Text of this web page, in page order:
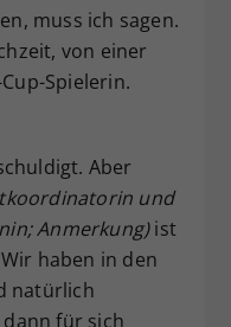
muss ich sagen.
von einer
Spielerin.
Aber
und
Anmerkung)ist
haben in den
natürlich
für sich